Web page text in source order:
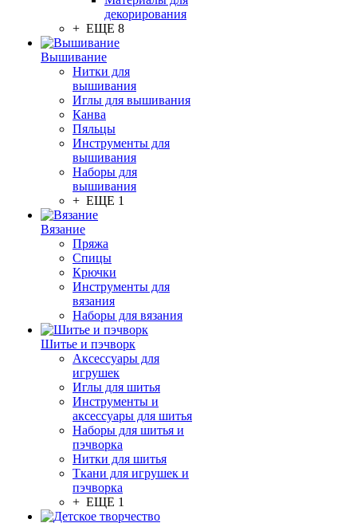
декорирования
+ ЕЩЕ 8
Вышивание
Нитки для
вышивания
Иглы для вышивания
Канва
Пяльцы
Инструменты для
вышивания
Наборы для
вышивания
+ ЕЩЕ 1
Вязание
Пряжа
Спицы
Крючки
Инструменты для
вязания
Наборы для вязания
Шитье и пэчворк
Аксессуары для
игрушек
Иглы для шитья
Инструменты и
аксессуары для шитья
Наборы для шитья и
пэчворка
Нитки для шитья
Ткани для игрушек и
пэчворка
+ ЕЩЕ 1